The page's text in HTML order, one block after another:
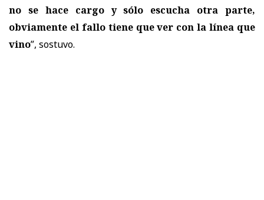
no se hace cargo y sólo escucha otra parte,
obviamente el fallo tiene que ver con la línea que
vino”, sostuvo.